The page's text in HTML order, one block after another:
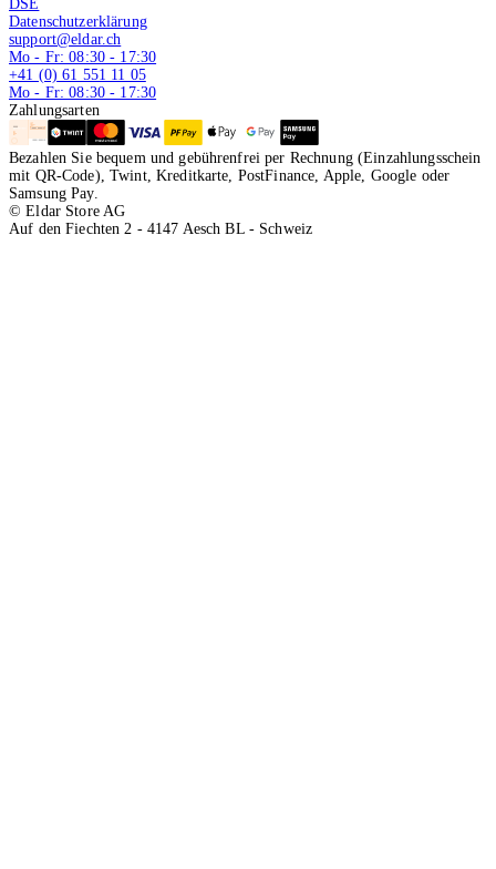
DSE
Datenschutzerklärung
support@eldar.ch
Mo - Fr: 08:30 - 17:30
+41 (0) 61 551 11 05
Mo - Fr: 08:30 - 17:30
Zahlungsarten
Bezahlen Sie bequem und gebührenfrei per Rechnung (Einzahlungsschein
mit QR-Code), Twint, Kreditkarte, PostFinance, Apple, Google oder
Samsung Pay.
© Eldar Store AG
Auf den Fiechten 2 - 4147 Aesch BL - Schweiz